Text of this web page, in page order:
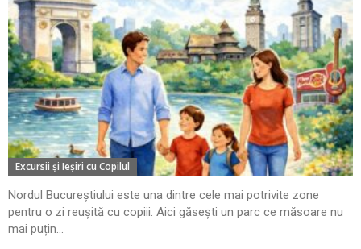
Excursii şi Ieşiri cu Copilul
Nordul Bucureștiului este una dintre cele mai potrivite zone
pentru o zi reușită cu copiii. Aici găsești un parc ce măsoare nu
mai puțin...